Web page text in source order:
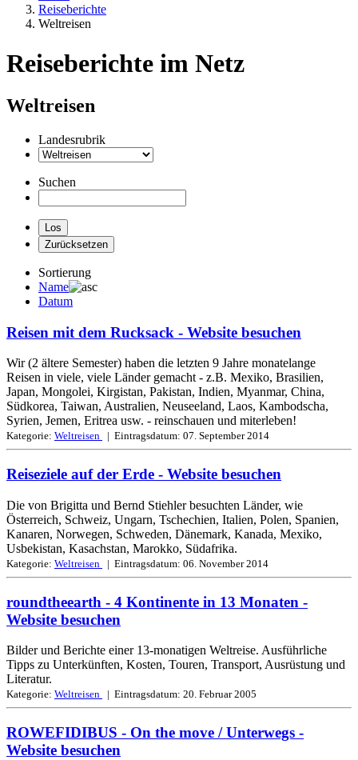
Reiseberichte
Weltreisen
Reiseberichte im Netz
Weltreisen
Landesrubrik
Suchen
Sortierung
Name
Datum
Reisen mit dem Rucksack - Website besuchen
Wir (2 ältere Semester) haben die letzten 9 Jahre monatelange
Reisen in viele, viele Länder gemacht - z.B. Mexiko, Brasilien,
Japan, Mongolei, Kirgistan, Pakistan, Indien, Myanmar, China,
Südkorea, Taiwan, Australien, Neuseeland, Laos, Kambodscha,
Syrien, Jemen, Eritrea usw. - reinschauen und miterleben!
Kategorie: Weltreisen | Eintragsdatum: 07. September 2014
Reiseziele auf der Erde - Website besuchen
Die von Brigitta und Bernd Stiehler besuchten Länder, wie
Österreich, Schweiz, Ungarn, Tschechien, Italien, Polen, Spanien,
Kanaren, Norwegen, Schweden, Dänemark, Kanada, Mexiko,
Usbekistan, Kasachstan, Marokko, Südafrika.
Kategorie: Weltreisen | Eintragsdatum: 06. November 2014
roundtheearth - 4 Kontinente in 13 Monaten -
Website besuchen
Bilder und Berichte einer 13-monatigen Weltreise. Ausführliche
Tipps zu Unterkünften, Kosten, Touren, Transport, Ausrüstung und
Literatur.
Kategorie: Weltreisen | Eintragsdatum: 20. Februar 2005
ROWEFIDIBUS - On the move / Unterwegs -
Website besuchen